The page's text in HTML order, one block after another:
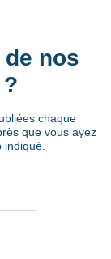
de nos
chaque
que vous ayez
indiqué.